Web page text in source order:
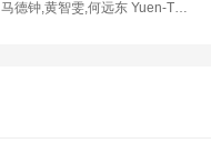
马德钟,黄智雯,何远东 Yuen-Tung Ho,黄庭锋,李国麟,张达伦,阮浩棕,张曦雯 Kelly Cheung